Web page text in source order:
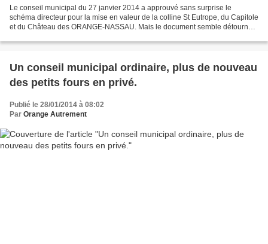
Le conseil municipal du 27 janvier 2014 a approuvé sans surprise le
schéma directeur pour la mise en valeur de la colline St Eutrope, du Capitole
et du Château des ORANGE-NASSAU. Mais le document semble détourné
Un conseil municipal ordinaire, plus de nouveau
des petits fours en privé.
Publié le 28/01/2014 à 08:02
Par Orange Autrement